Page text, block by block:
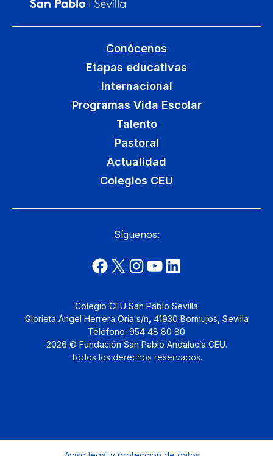
Conócenos
Etapas educativas
Internacional
Programas Vida Escolar
Talento
Pastoral
Actualidad
Colegios CEU
Síguenos:
Colegio CEU San Pablo Sevilla
Glorieta Ángel Herrera Oria s/n, 41930 Bormujos, Sevilla
Teléfono: 954 48 80 80
2026 © Fundación San Pablo Andalucía CEU.
Todos los derechos reservados.